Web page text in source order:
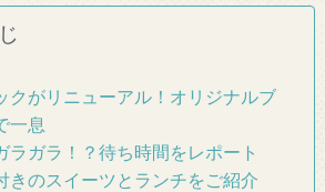
クがリニューアル！オリジナルブ
一息
ラガラ！？待ち時間をレポート
きのスイーツとランチをご紹介